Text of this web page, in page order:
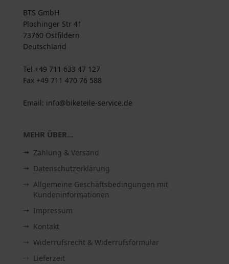
BTS GmbH
Plochinger Str 41
73760 Ostfildern
Deutschland
Tel +49 711 633 47 127
Fax +49 711 470 76 588
Email: info@biketeile-service.de
MEHR ÜBER...
Zahlung & Versand
Datenschutzerklärung
Allgemeine Geschäftsbedingungen mit
Kundeninformationen
Impressum
Kontakt
Widerrufsrecht & Widerrufsformular
Lieferzeit